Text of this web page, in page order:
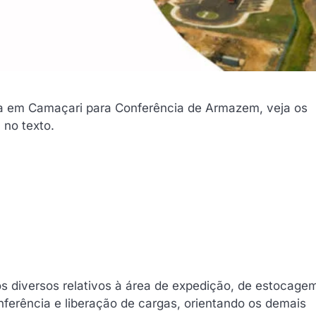
Camaçari para Conferência de Armazem, veja os
no texto.
diversos relativos à área de expedição, de
e liberação de cargas, orientando os demais